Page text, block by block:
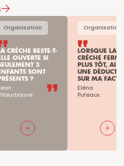
Organisation
CRÈCHE RESTE-T-
OUVERTE SI
3
SONT
?
Organisation
LORSQUE LA
CRÈCHE FERME
PLUS TÔT, AI-
UNE
SUR MA
Eléna
Puteaux